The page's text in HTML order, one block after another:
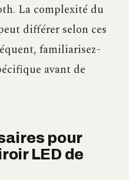
La complexité du
différer selon ces
familiarisez-
avant de
pour
LED de